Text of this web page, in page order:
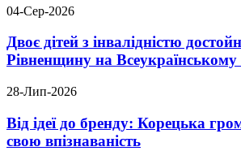
04-Сер-2026
Двоє дітей з інвалідністю
Рівненщину на Всеукраїнському
28-Лип-2026
Від ідеї до бренду: Корецька
свою впізнаваність